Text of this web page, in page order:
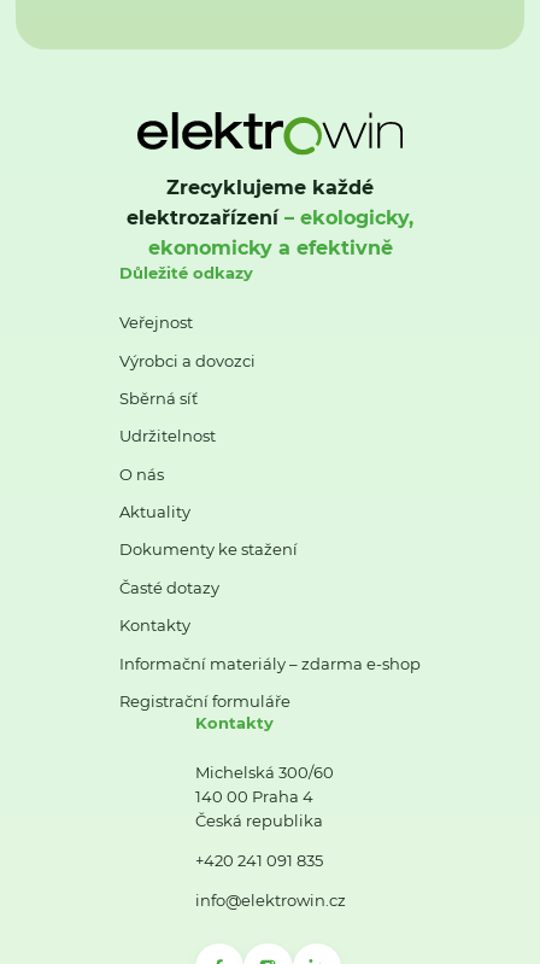
Zrecyklujeme každé
elektrozařízení– ekologicky,
ekonomicky a efektivně
Důležité odkazy
Veřejnost
Výrobci a dovozci
Sběrná síť
Udržitelnost
O nás
Aktuality
Dokumenty ke stažení
Časté dotazy
Kontakty
Informační materiály – zdarma e-shop
Registrační formuláře
Kontakty
Michelská 300/60
140 00 Praha 4
Česká republika
+420 241 091 835
info@elektrowin.cz